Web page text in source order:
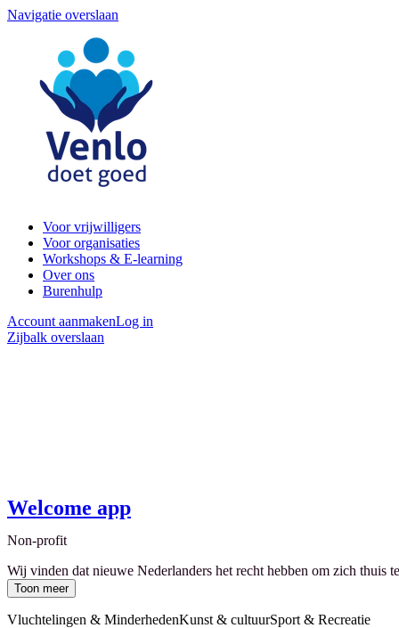
Navigatie overslaan
Voor vrijwilligers
Voor organisaties
Workshops & E-learning
Over ons
Burenhulp
Account aanmakenLog in
Zijbalk overslaan
Welcome app
Non-profit
Wij vinden dat nieuwe Nederlanders het recht hebben om zich thuis
Toon meer
Vluchtelingen & MinderhedenKunst & cultuurSport & Recreatie